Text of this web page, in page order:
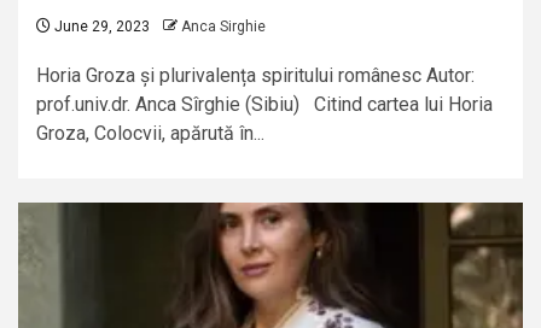
June 29, 2023 Anca Sirghie
Horia Groza și plurivalența spiritului românesc Autor:
prof.univ.dr. Anca Sîrghie (Sibiu) Citind cartea lui Horia
Groza, Colocvii, apărută în...